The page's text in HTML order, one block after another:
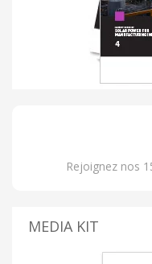
Rejoignez nos
MEDIA KIT